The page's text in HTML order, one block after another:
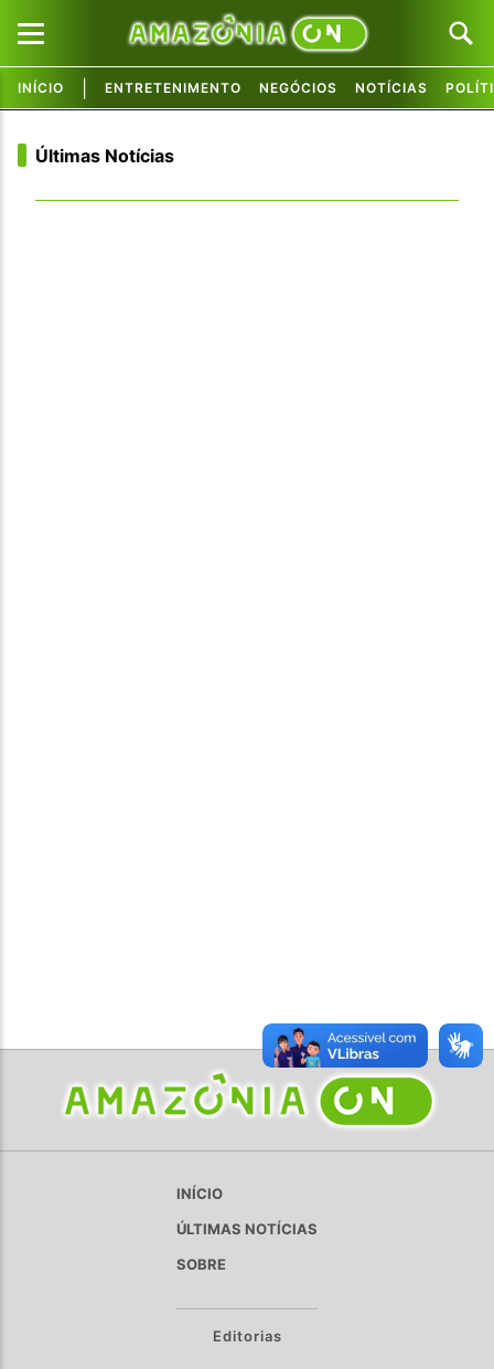
INÍCIO ENTRETENIMENTO NEGÓCIOS NOTÍCIAS
Últimas Notícias
INÍCIO
ÚLTIMAS NOTÍCIAS
SOBRE
Editorias